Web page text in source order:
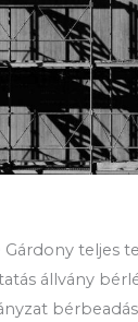
teljes
állvány